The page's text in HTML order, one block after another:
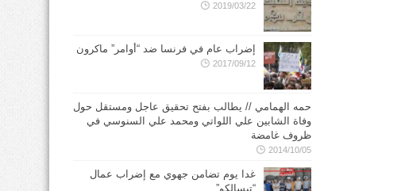
2019/03/22
إضراب عام في فرنسا ضد “أوامر” ماكرون
2017/09/12
حمه الهمامي // يطالب بفتح تحقيق عاجل ومستقل حول
وفاة الشابين علي اللواتي ومحمد علي السنوسي في
ظروف غامضة
2014/10/05
غدا يوم تضامن جهوي مع إضراب عمال
“تيسالكو”